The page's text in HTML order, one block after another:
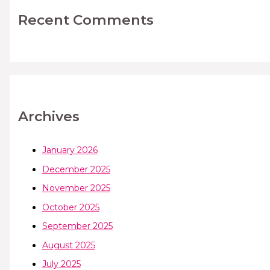
Recent Comments
Archives
January 2026
December 2025
November 2025
October 2025
September 2025
August 2025
July 2025